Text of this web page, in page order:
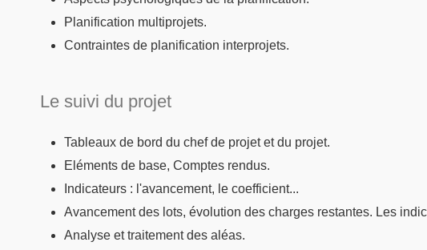
Planification multiprojets.
Contraintes de planification interprojets.
Le suivi du projet
Tableaux de bord du chef de projet et du projet.
Eléments de base, Comptes rendus.
Indicateurs : l'avancement, le coefficient...
Avancement des lots, évolution des charges restantes. Les
Analyse et traitement des aléas.